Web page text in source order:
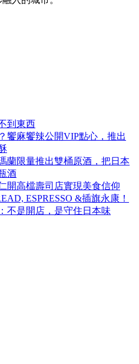
到東西
饗麻饗辣公開VIP點心，推出
蘭限量推出雙桶原酒，把日本
酒
開高檔壽司店實現美食信仰
ESPRESSO &插旗永康！
不是開店，是守住日本味